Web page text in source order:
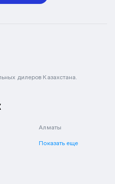
дилеров Казахстана.
Алматы
Показать еще